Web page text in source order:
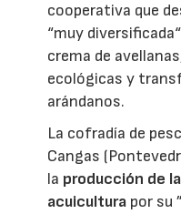
cooperativa que
“muy
crema de
ecológicas y
arándanos.
La cofradía de
Cangas
la producción de
acuicultura por su